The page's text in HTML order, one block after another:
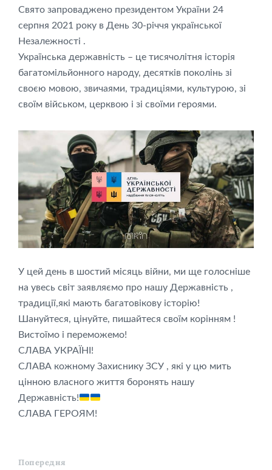
Свято запроваджено президентом України 24
серпня 2021 року в День 30-річчя української
Незалежності .
Українська державність – це тисячолітня історія
багатомільйонного народу, десятків поколінь зі
своєю мовою, звичаями, традиціями, культурою, зі
своїм військом, церквою і зі своїми героями.
У цей день в шостий місяць війни, ми ще голосніше
на увесь світ заявляємо про нашу Державність ,
традиції,які мають багатовікову історію!
Шануйтеся, цінуйте, пишайтеся своїм корінням !
Вистоїмо і переможемо!
СЛАВА УКРАЇНІ!
СЛАВА кожному Захиснику ЗСУ , які у цю мить
цінною власного життя боронять нашу
Державність!
СЛАВА ГЕРОЯМ!
Попередня